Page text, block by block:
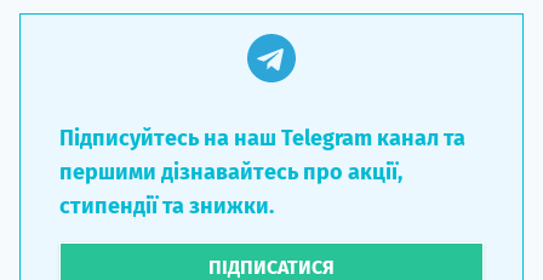
Підписуйтесь на наш Telegram канал та
першими дізнавайтесь про акції,
стипендії та знижки.
ПІДПИСАТИСЯ